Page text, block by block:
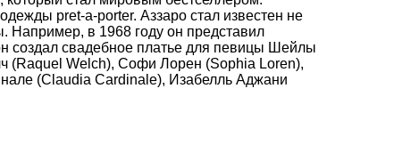
pret-a-porter. Аззаро стал известен не
Например, в 1968 году он представил
создал свадебное платье для певицы Шейлы
(Raquel Welch), Софи Лорен (Sophia Loren),
(Claudia Cardinale), Изабелль Аджани